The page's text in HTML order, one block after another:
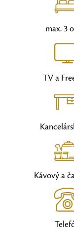
max. 3
TV a
Kávový a